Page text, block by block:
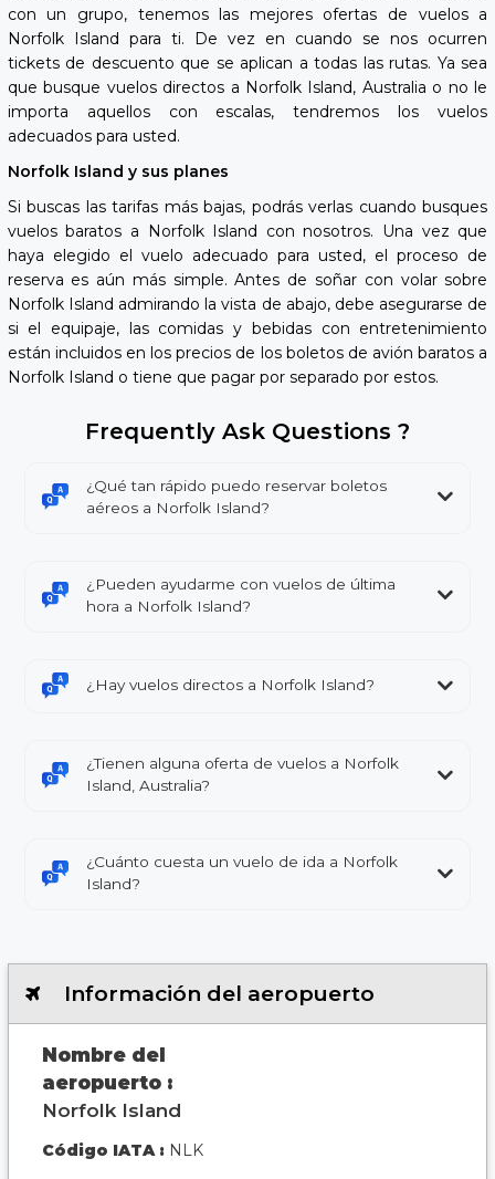
con un grupo, tenemos las mejores ofertas de vuelos a
Norfolk Island para ti. De vez en cuando se nos ocurren
tickets de descuento que se aplican a todas las rutas. Ya sea
que busque vuelos directos a Norfolk Island, Australia o no le
importa aquellos con escalas, tendremos los vuelos
adecuados para usted.
Norfolk Island y sus planes
Si buscas las tarifas más bajas, podrás verlas cuando busques
vuelos baratos a Norfolk Island con nosotros. Una vez que
haya elegido el vuelo adecuado para usted, el proceso de
reserva es aún más simple. Antes de soñar con volar sobre
Norfolk Island admirando la vista de abajo, debe asegurarse de
si el equipaje, las comidas y bebidas con entretenimiento
están incluidos en los precios de los boletos de avión baratos a
Norfolk Island o tiene que pagar por separado por estos.
Frequently Ask Questions ?
¿Qué tan rápido puedo reservar boletos
aéreos a Norfolk Island?
¿Pueden ayudarme con vuelos de última
hora a Norfolk Island?
¿Hay vuelos directos a Norfolk Island?
¿Tienen alguna oferta de vuelos a Norfolk
Island, Australia?
¿Cuánto cuesta un vuelo de ida a Norfolk
Island?
Información del aeropuerto
Nombre del
aeropuerto :
Norfolk Island
Código IATA : NLK